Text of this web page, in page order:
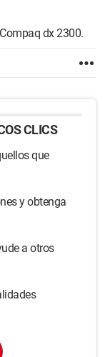
dx 2300.
CLICS
que
y obtenga
a otros